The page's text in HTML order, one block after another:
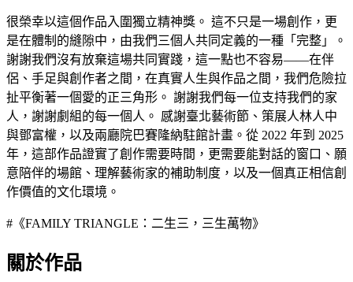
很榮幸以這個作品入圍獨立精神獎。 這不只是一場創作，更
是在體制的縫隙中，由我們三個人共同定義的一種「完整」。
謝謝我們沒有放棄這場共同實踐，這一點也不容易——在伴
侶、手足與創作者之間，在真實人生與作品之間，我們危險拉
扯平衡著一個愛的正三角形。 謝謝我們每一位支持我們的家
人，謝謝劇組的每一個人。 感謝臺北藝術節、策展人林人中
與鄧富權，以及兩廳院巴賽隆納駐館計畫。從 2022 年到 2025
年，這部作品證實了創作需要時間，更需要能對話的窗口、願
意陪伴的場館、理解藝術家的補助制度，以及一個真正相信創
作價值的文化環境。
#《FAMILY TRIANGLE：二生三，三生萬物》
關於作品